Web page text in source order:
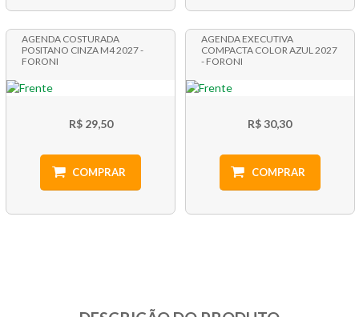
AGENDA COSTURADA
POSITANO CINZA M4 2027 -
FORONI
R$ 29,50
COMPRAR
AGENDA EXECUTIVA
COMPACTA COLOR AZUL 2027
- FORONI
R$ 30,30
COMPRAR